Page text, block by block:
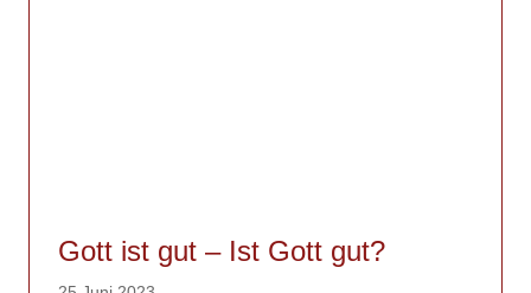
Gott ist gut – Ist Gott gut?